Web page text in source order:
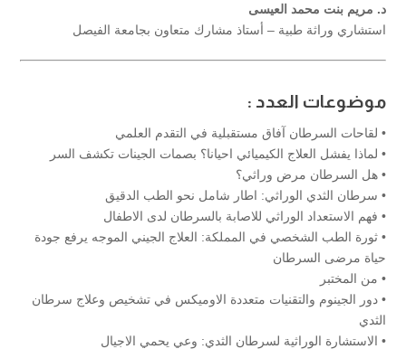
د. مريم بنت محمد العيسى
استشاري وراثة طبية – أستاذ مشارك متعاون بجامعة الفيصل
موضوعات العدد :
• لقاحات السرطان آفاق مستقبلية في التقدم العلمي
• لماذا يفشل العلاج الكيميائي احيانا؟ بصمات الجينات تكشف السر
• هل السرطان مرض وراثي؟
• سرطان الثدي الوراثي: اطار شامل نحو الطب الدقيق
• فهم الاستعداد الوراثي للاصابة بالسرطان لدى الاطفال
• ثورة الطب الشخصي في المملكة: العلاج الجيني الموجه يرفع جودة
حياة مرضى السرطان
• من المختبر
• دور الجينوم والتقنيات متعددة الاوميكس في تشخيص وعلاج سرطان
الثدي
• الاستشارة الوراثية لسرطان الثدي: وعي يحمي الاجيال